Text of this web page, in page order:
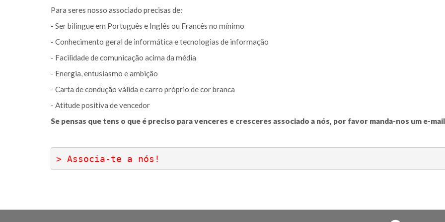
Para seres nosso associado precisas de:
- Ser bilingue em Português e Inglês ou Francês no mínimo
- Conhecimento geral de informática e tecnologias de informação
- Facilidade de comunicação acima da média
- Energia, entusiasmo e ambição
- Carta de condução válida e carro próprio de cor branca
- Atitude positiva de vencedor
Se pensas que tens o que é preciso para venceres e cresceres associado a nós, por favor manda-nos um e-
> Associa-te a nós!